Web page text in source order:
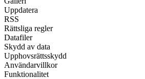
Uppdatera
RSS
Rättsliga regler
Datafiler
Skydd av data
Upphovsrättsskydd
Användarvillkor
Funktionalitet